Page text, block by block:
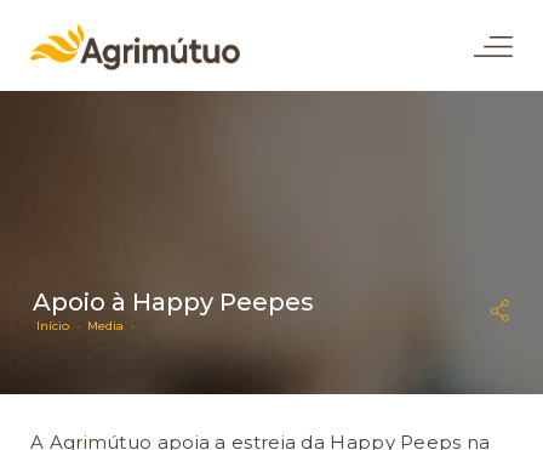
Apoio à Happy Peepes
Início · Media ·
A Agrimútuo apoia a estreia da Happy Peeps na